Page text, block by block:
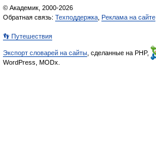
© Академик, 2000-2026
Обратная связь: Техподдержка Реклама на сайте
👣 Путешествия
Экспорт словарей на сайты , сделанные на PHP,
WordPress, MODx.